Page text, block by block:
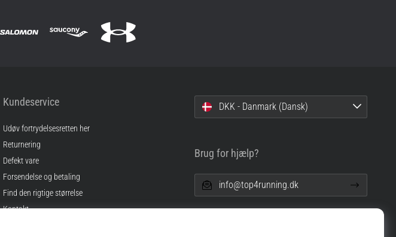
Kundeservice
Udøv fortrydelsesretten her
Returnering
Defekt vare
Forsendelse og betaling
Find den rigtige størrelse
Kontakt
DKK - Danmark (Dansk)
Brug for hjælp?
info@top4running.dk